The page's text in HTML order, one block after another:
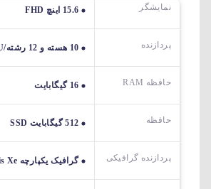
نمایشگر 15.6 اینچ FHD
پردازنده 10 هسته و 12 رشته/core i5-1334U
حافظه RAM 16 گیگابایت
حافظه 512 گیگابایت SSD
پردازنده گرافیکی گرافیک یکپارچه Intel Iris Xe